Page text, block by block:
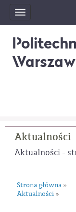
Toggle
navigation
Aktualności
Aktualności -
Strona główna »
Aktualności »